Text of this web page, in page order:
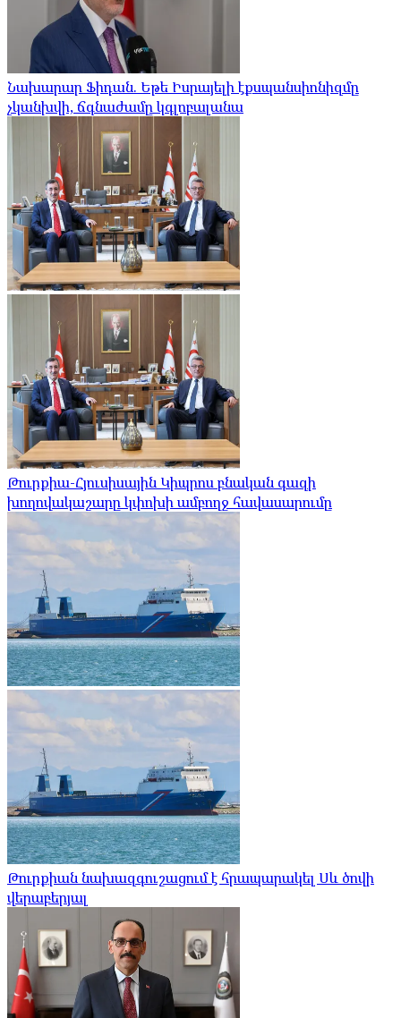
Նախարար Ֆիդան. Եթե Իսրայելի էքսպանսիոնիզմը
չկանխվի, ճգնաժամը կգլոբալանա
Թուրքիա-Հյուսիսային Կիպրոս բնական գազի
խողովակաշարը կփոխի ամբողջ հավասարումը
Թուրքիան նախազգուշացում է հրապարակել Սև ծովի
վերաբերյալ